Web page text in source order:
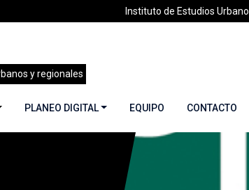
Instituto de Estudios
y regionales
PLANEO DIGITAL EQUIPO CONTACTO
y Transformaciones Sociales y Culturales